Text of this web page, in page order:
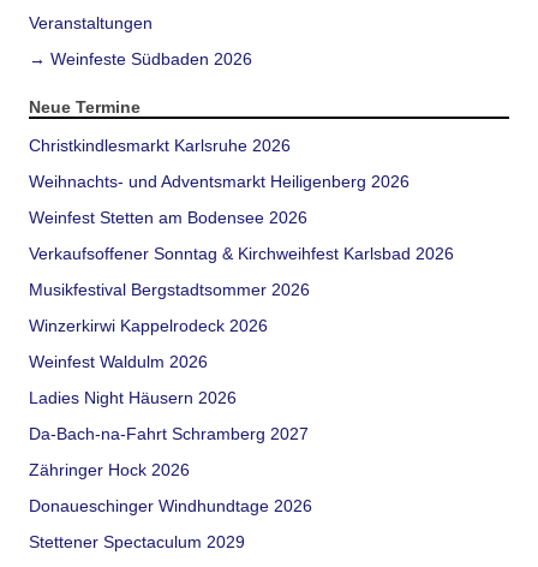
Veranstaltungen
→ Weinfeste Südbaden 2026
Neue Termine
Christkindlesmarkt Karlsruhe 2026
Weihnachts- und Adventsmarkt Heiligenberg 2026
Weinfest Stetten am Bodensee 2026
Verkaufsoffener Sonntag & Kirchweihfest Karlsbad 2026
Musikfestival Bergstadtsommer 2026
Winzerkirwi Kappelrodeck 2026
Weinfest Waldulm 2026
Ladies Night Häusern 2026
Da-Bach-na-Fahrt Schramberg 2027
Zähringer Hock 2026
Donaueschinger Windhundtage 2026
Stettener Spectaculum 2029